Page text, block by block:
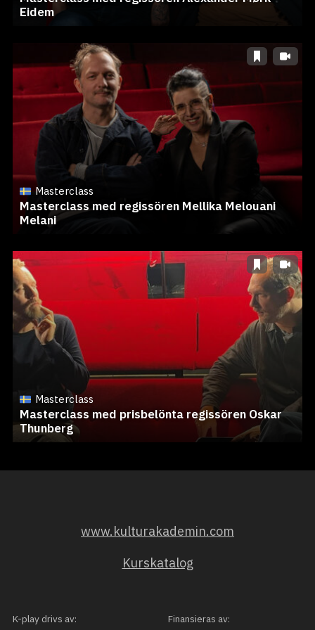
Eidem
Masterclass
Masterclass med regissören Mellika Melouani
Melani
Masterclass
Masterclass med prisbelönta regissören Oskar
Thunberg
www.kulturakademin.com
Kurskatalog
K-play drivs av: Finansieras av: